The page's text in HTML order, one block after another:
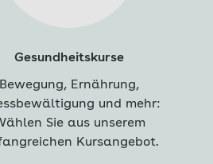
Gesundheitskurse
Bewegung, Ernährung,
und mehr:
Sie aus unserem
Kursangebot.